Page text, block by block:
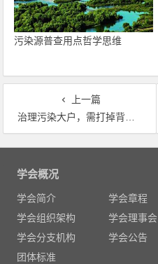
污染源普查用点哲学思维
上一篇
治理污染大户，需打掉背后“保护伞”
文
学会概况
学会简介 学会章程
学会组织架构
学会理事会
学会分支机构
学会公告
团体标准